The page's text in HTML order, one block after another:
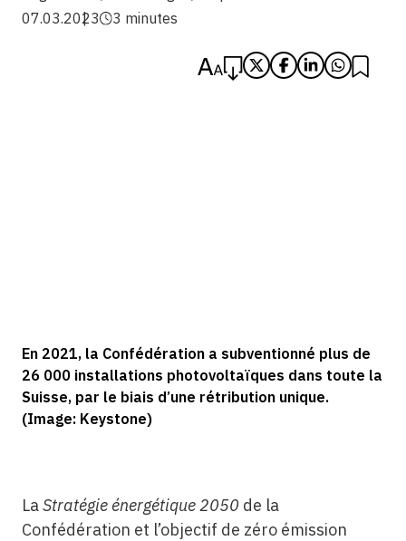
07.03.2023
3 minutes
En 2021, la Confédération a subventionné plus de
26 000 installations photovoltaïques dans toute la
Suisse, par le biais d’une rétribution unique.
(Image: Keystone)
LaStratégie énergétique 2050 de la
Confédération et l’objectif de zéro émission